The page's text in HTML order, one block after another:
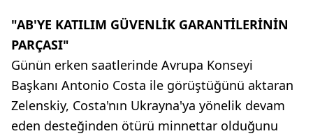
"AB'YE KATILIM GÜVENLİK GARANTİLERİNİN
PARÇASI"
Günün erken saatlerinde Avrupa Konseyi
Başkanı Antonio Costa ile görüştüğünü aktaran
Zelenskiy, Costa'nın Ukrayna'ya yönelik devam
eden desteğinden ötürü minnettar olduğunu